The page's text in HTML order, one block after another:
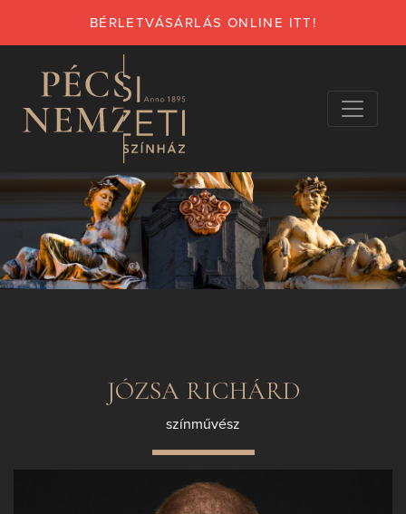
BÉRLETVÁSÁRLÁS ONLINE ITT!
JÓZSA RICHÁRD
színművész